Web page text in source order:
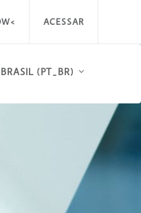
ACESSAR
‎(PT_BR)‎